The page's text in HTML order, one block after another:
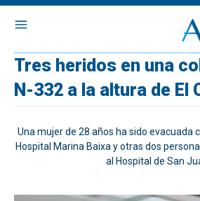
Tres heridos en una
N-332 a la altura de El
Una mujer de 28 años ha sido evacuada
Hospital Marina Baixa y otras dos
al Hospital de San